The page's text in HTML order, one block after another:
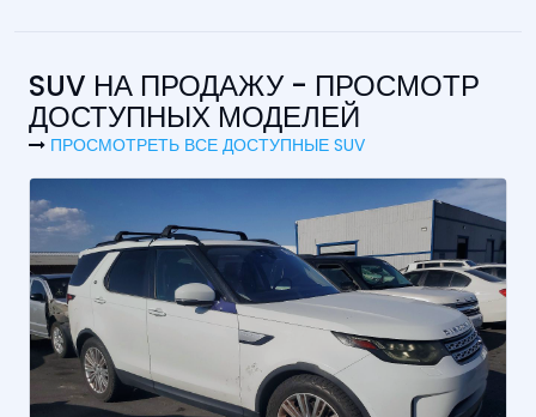
SUV НА ПРОДАЖУ - ПРОСМОТР
ДОСТУПНЫХ МОДЕЛЕЙ
ПРОСМОТРЕТЬ ВСЕ ДОСТУПНЫЕ SUV